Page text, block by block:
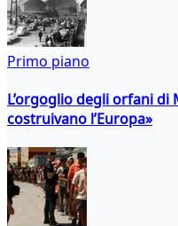
Primo piano
L’orgoglio degli orfani
costruivano l’Europa»